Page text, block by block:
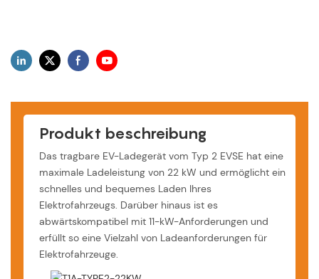
Produkt beschreibung
Das tragbare EV-Ladegerät vom Typ 2 EVSE hat eine
maximale Ladeleistung von 22 kW und ermöglicht ein
schnelles und bequemes Laden Ihres
Elektrofahrzeugs. Darüber hinaus ist es
abwärtskompatibel mit 11-kW-Anforderungen und
erfüllt so eine Vielzahl von Ladeanforderungen für
Elektrofahrzeuge.